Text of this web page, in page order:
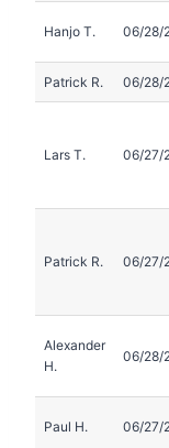
Hanjo T. 06/28/
Patrick R. 06/28/
Lars T. 06/27/
Patrick R. 06/27/
Alexander
H.
06/28/
Paul H. 06/27/